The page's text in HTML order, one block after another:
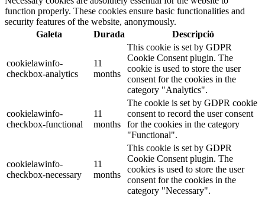
function properly. These cookies ensure basic functionalities and
security features of the website, anonymously.
Galeta
Durada Descripció
cookielawinfo-
checkbox-analytics
11
months
This cookie is set by GDPR
Cookie Consent plugin. The
cookie is used to store the user
consent for the cookies in the
category "Analytics".
cookielawinfo-
checkbox-functional
11
months
The cookie is set by GDPR cookie
consent to record the user consent
for the cookies in the category
"Functional".
cookielawinfo-
checkbox-necessary
11
months
This cookie is set by GDPR
Cookie Consent plugin. The
cookies is used to store the user
consent for the cookies in the
category "Necessary".